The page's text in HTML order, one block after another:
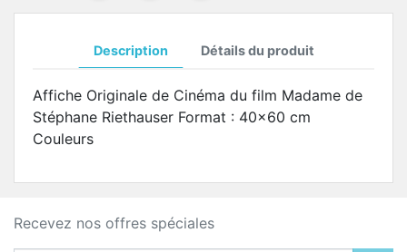
Description Détails du produit
Affiche Originale de Cinéma du film Madame de
Stéphane Riethauser Format : 40x60 cm
Couleurs
Recevez nos offres spéciales